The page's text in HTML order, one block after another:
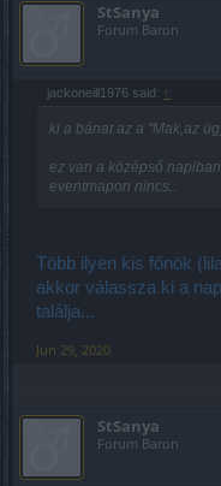
StSanya
Forum Baron
jackoneill1976 said: ↑
ki a bánat az a "Mak,az
ez van a középső
eventmapon nincs..
Több ilyen kis főnök
akkor válassza ki a
találja...
Jun 29, 2020
StSanya
Forum Baron